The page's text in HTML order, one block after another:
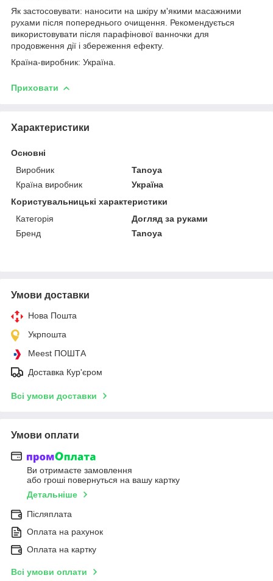
Як застосовувати: наносити на шкіру м'якими масажними
рухами після попереднього очищення. Рекомендується
використовувати після парафінової ванночки для
продовження дії і збереження ефекту.
Країна-виробник: Україна.
Приховати
Характеристики
Основні
Виробник
Tanoya
Країна виробник
Україна
Користувальницькі характеристики
Категорія
Догляд за руками
Бренд
Tanoya
Умови доставки
Нова Пошта
Укрпошта
Meest ПОШТА
Доставка Кур'єром
Всі умови доставки
Умови оплати
Ви отримаєте замовлення
або гроші повернуться на вашу картку
Детальніше
Післяплата
Оплата на рахунок
Оплата на картку
Всі умови оплати